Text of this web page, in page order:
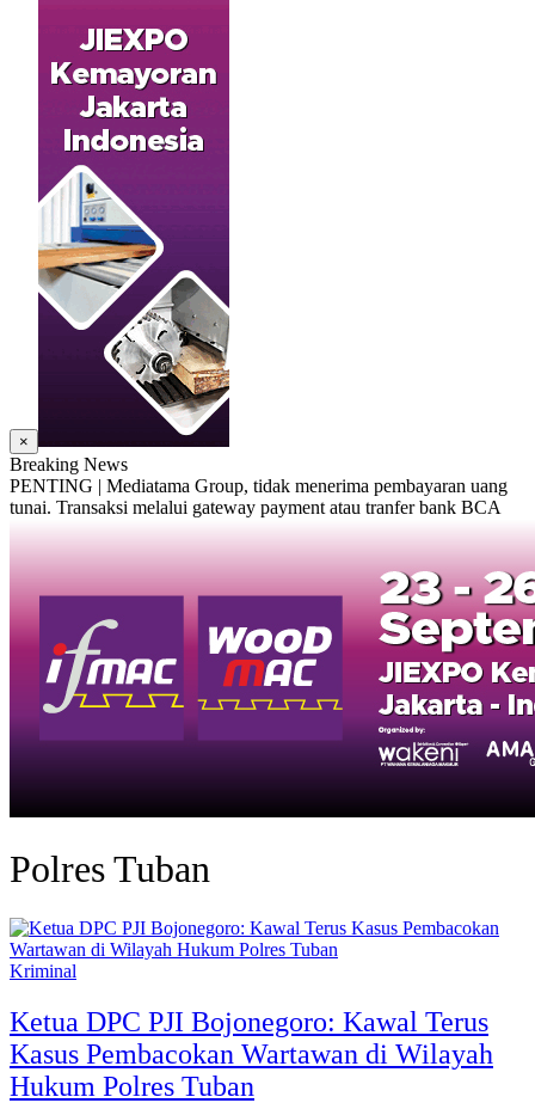
×
Breaking News
PENTING | Mediatama Group, tidak menerima pembayaran uang
tunai. Transaksi melalui gateway payment atau tranfer bank BCA
Polres Tuban
Kriminal
Ketua DPC PJI Bojonegoro: Kawal Terus
Kasus Pembacokan Wartawan di Wilayah
Hukum Polres Tuban